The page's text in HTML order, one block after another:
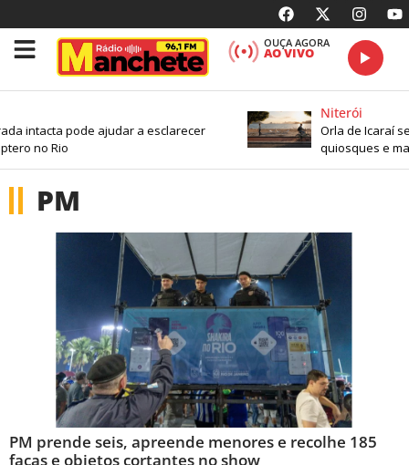
OUÇA AGORA
AO VIVO
pode ajudar a esclarecer
no Rio
Niterói
Orla de Icaraí será
quiosques e mais
PM
PM prende seis, apreende menores e recolhe 185
facas e objetos cortantes no show